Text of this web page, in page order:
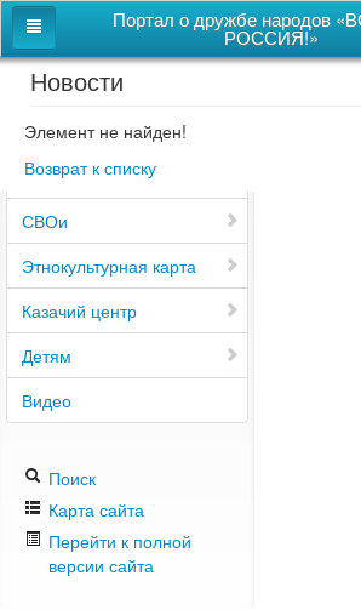
Портал о дружбе народов
РОССИЯ!»
Главная
Дом дружбы народов
Новости
СВОи
Этнокультурная карта
Казачий центр
Детям
Видео
Поиск
Карта сайта
Перейти к полной
версии сайта
Новости
Элемент не найден!
Возврат к списку